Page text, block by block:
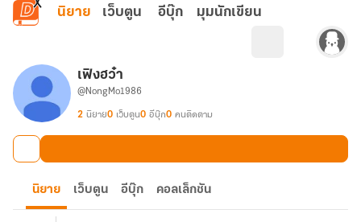
ข้ามไปยังเนื้อหาหลัก
นิยาย เว็บตูน อีบุ๊ก มุมนักเขียน
เฟิงฮว๋า
@NongMo1986
2 นิยาย0 เว็บตูน0 อีบุ๊ก0 คนติดตาม
นิยาย เว็บตูน อีบุ๊ก คอลเล็กชัน